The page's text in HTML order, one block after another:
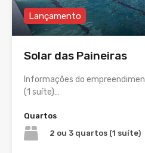
Lançamento
Solar das Paineiras
Informações do
(1 suíte)…
Quartos
2 ou 3 quartos (1 suíte)